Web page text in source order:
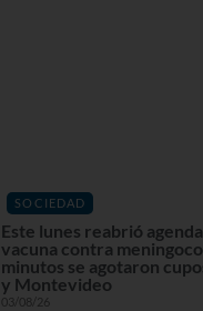
SOCIEDAD
Este lunes reabrió
vacuna contra
minutos se agotaron
y Montevideo
03/08/26